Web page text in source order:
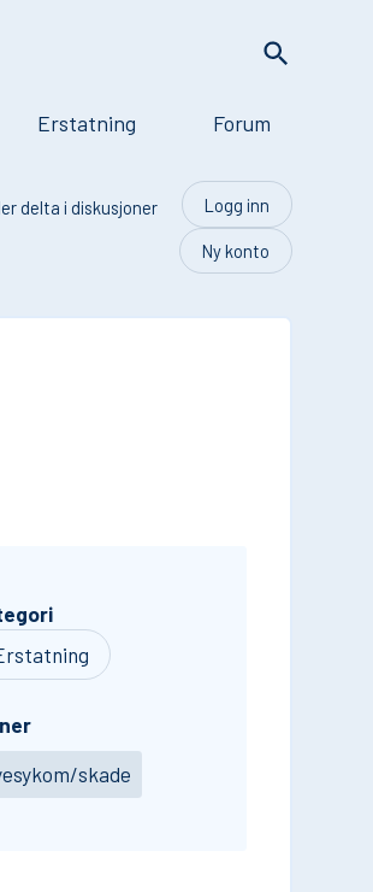
Erstatning Forum
delta i diskusjoner Logg inn
Ny konto
skade